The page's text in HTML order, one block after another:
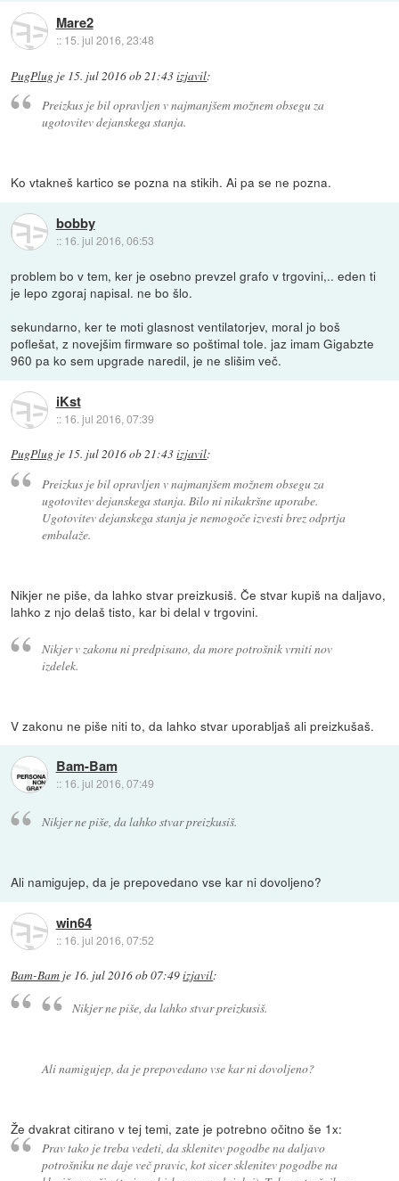
Mare2
:: 15. jul 2016, 23:48
PugPlug je 15. jul 2016 ob 21:43izjavil:
Preizkus je bil opravljen v najmanjšem možnem obsegu za
ugotovitev dejanskega stanja.
Ko vtakneš kartico se pozna na stikih. Ai pa se ne pozna.
bobby
:: 16. jul 2016, 06:53
problem bo v tem, ker je osebno prevzel grafo v trgovini,.. eden ti
je lepo zgoraj napisal. ne bo šlo.
sekundarno, ker te moti glasnost ventilatorjev, moral jo boš
poflešat, z novejšim firmware so poštimal tole. jaz imam Gigabzte
960 pa ko sem upgrade naredil, je ne slišim več.
iKst
:: 16. jul 2016, 07:39
PugPlug je 15. jul 2016 ob 21:43izjavil:
Preizkus je bil opravljen v najmanjšem možnem obsegu za
ugotovitev dejanskega stanja. Bilo ni nikakršne uporabe.
Ugotovitev dejanskega stanja je nemogoče izvesti brez odprtja
embalaže.
Nikjer ne piše, da lahko stvar preizkusiš. Če stvar kupiš na daljavo,
lahko z njo delaš tisto, kar bi delal v trgovini.
Nikjer v zakonu ni predpisano, da more potrošnik vrniti nov
izdelek.
V zakonu ne piše niti to, da lahko stvar uporabljaš ali preizkušaš.
Bam-Bam
:: 16. jul 2016, 07:49
Nikjer ne piše, da lahko stvar preizkusiš.
Ali namigujep, da je prepovedano vse kar ni dovoljeno?
win64
:: 16. jul 2016, 07:52
Bam-Bam je 16. jul 2016 ob 07:49izjavil:
Nikjer ne piše, da lahko stvar preizkusiš.
Ali namigujep, da je prepovedano vse kar ni dovoljeno?
Že dvakrat citirano v tej temi, zate je potrebno očitno še 1x:
Prav tako je treba vedeti, da sklenitev pogodbe na daljavo
potrošniku ne daje več pravic, kot sicer sklenitev pogodbe na